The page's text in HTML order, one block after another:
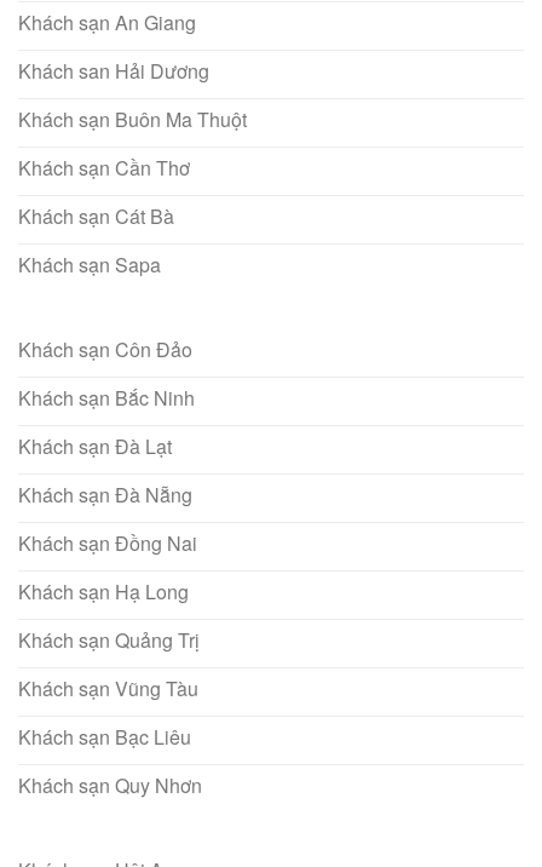
Khách sạn An Giang
Khách san Hải Dương
Khách sạn Buôn Ma Thuột
Khách sạn Cần Thơ
Khách sạn Cát Bà
Khách sạn Sapa
Khách sạn Côn Đảo
Khách sạn Bắc Ninh
Khách sạn Đà Lạt
Khách sạn Đà Nẵng
Khách sạn Đồng Nai
Khách sạn Hạ Long
Khách sạn Quảng Trị
Khách sạn Vũng Tàu
Khách sạn Bạc Liêu
Khách sạn Quy Nhơn